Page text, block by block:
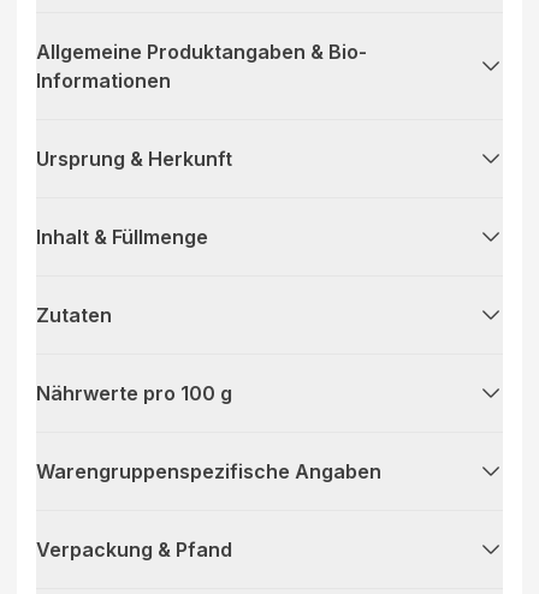
Allgemeine Produktangaben & Bio-
Informationen
Ursprung & Herkunft
Inhalt & Füllmenge
Zutaten
Nährwerte pro 100 g
Warengruppenspezifische Angaben
Verpackung & Pfand